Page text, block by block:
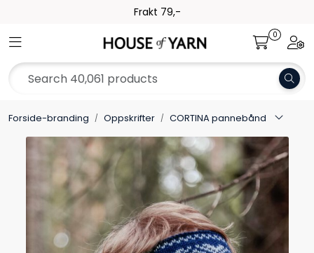
Frakt 79,-
Toggle navigation 0
Forside-branding Oppskrifter CORTINA pannebånd
Collections
Needles and Accessories
Gift Card